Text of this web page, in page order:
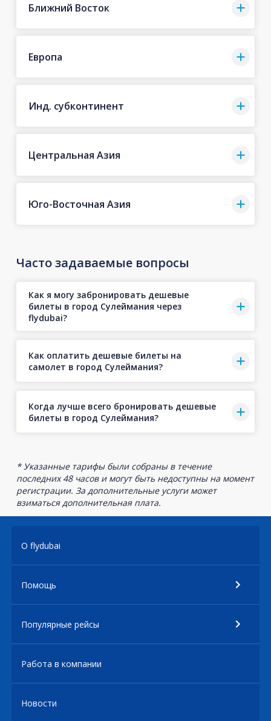
Ближний Восток
Европа
Инд. субконтинент
Центральная Азия
Юго-Восточная Азия
Часто задаваемые вопросы
Как я могу забронировать дешевые
билеты в город Сулеймания через
flydubai?
Как оплатить дешевые билеты на
самолет в город Сулеймания?
Когда лучше всего бронировать дешевые
билеты в город Сулеймания?
* Указанные тарифы были собраны в течение
последних 48 часов и могут быть недоступны на момент
регистрации. За дополнительные услуги может
взиматься дополнительная плата.
О flydubai
Помощь
Популярные рейсы
Работа в компании
Новости